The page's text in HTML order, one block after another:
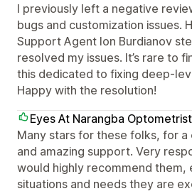
I previously left a negative
bugs and customization issues.
Support Agent Ion Burdianov
resolved my issues. It’s rare to
this dedicated to fixing deep-
Happy with the resolution!
Eyes At Narangba
Many stars for these folks, for a
and amazing support. Very
would highly recommend them,
situations and needs they are